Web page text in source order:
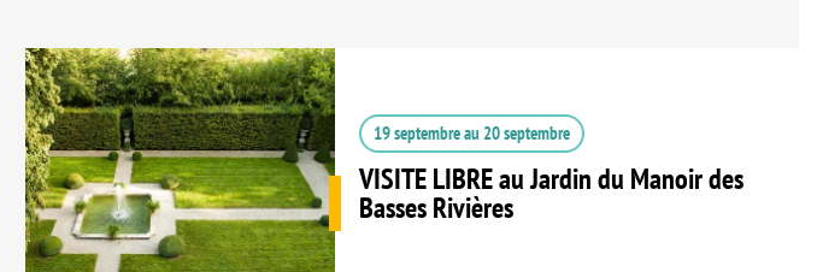
19 septembreau 20 septembre
VISITE LIBRE au Jardin du Manoir des
Basses Rivières